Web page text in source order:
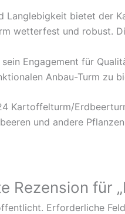
Langlebigkeit bietet der
wetterfest und robust.
Engagement für
Anbau-Turm zu
Kartoffelturm/
und andere
Rezension für
Erforderliche